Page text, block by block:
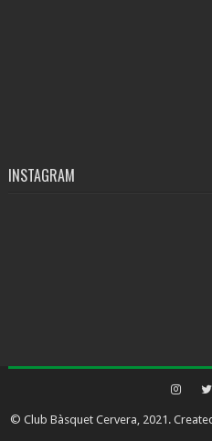
INSTAGRAM
© Club Bàsquet Cervera, 2021.